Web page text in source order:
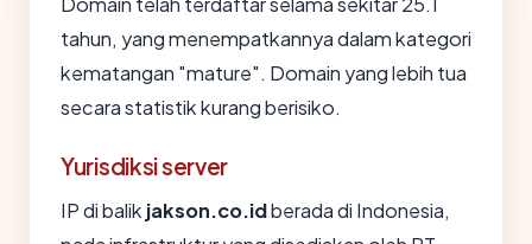
tahun, yang menempatkannya dalam kategori
kematangan "mature". Domain yang lebih tua
secara statistik kurang berisiko.
Yurisdiksi server
IP di balik jakson.co.idberada di Indonesia,